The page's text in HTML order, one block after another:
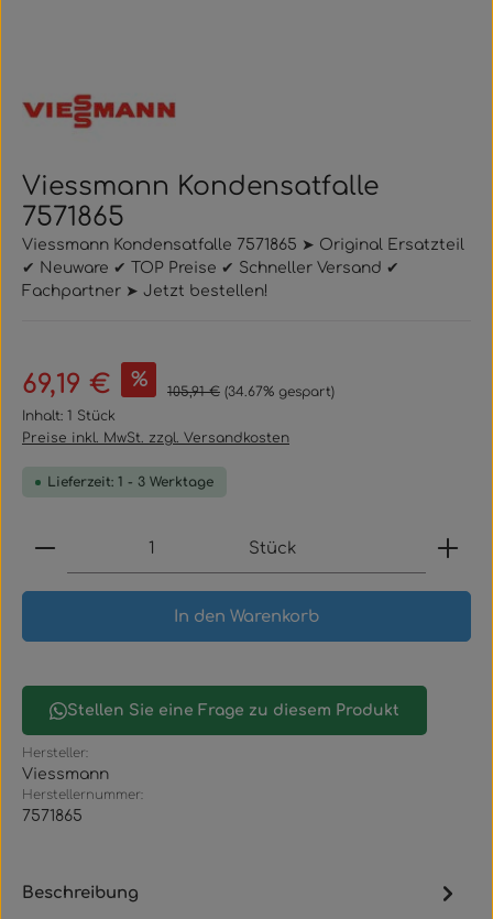
Viessmann Kondensatfalle
7571865
Viessmann Kondensatfalle 7571865 ➤ Original Ersatzteil
✔ Neuware ✔ TOP Preise ✔ Schneller Versand ✔
Fachpartner ➤ Jetzt bestellen!
Verkaufspreis:
69,19 € % Regulärer Preis:
105,91 € (34.67% gespart)
Inhalt: 1 Stück
Preise inkl. MwSt. zzgl. Versandkosten
Lieferzeit: 1 - 3 Werktage
Produkt Anzahl: Gib den gewünschten Wert
Stück
In den Warenkorb
Stellen Sie eine Frage zu diesem Produkt
Hersteller:
Viessmann
Herstellernummer:
7571865
Beschreibung